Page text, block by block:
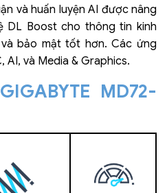
và huấn luyện AI được nâng
DL Boost cho thông tin kinh
bảo mật tốt hơn. Các ứng
AI, và Media & Graphics.
MD72-